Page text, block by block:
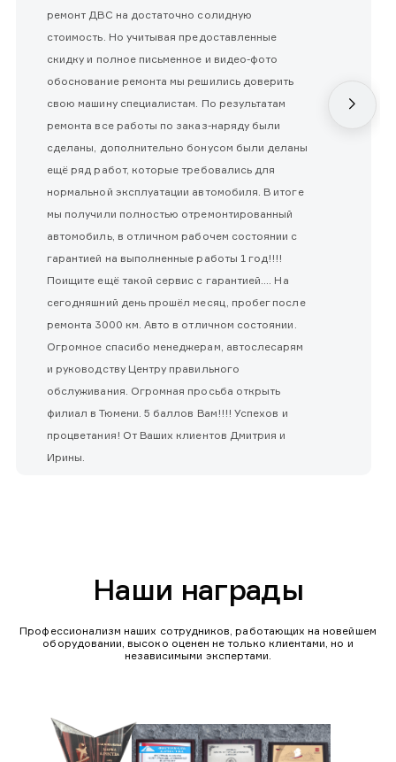
ремонт ДВС на достаточно солидную
стоимость. Но учитывая предоставленные
скидку и полное письменное и видео-фото
обоснование ремонта мы решились доверить
свою машину специалистам. По результатам
ремонта все работы по заказ-наряду были
сделаны, дополнительно бонусом были деланы
ещё ряд работ, которые требовались для
нормальной эксплуатации автомобиля. В итоге
мы получили полностью отремонтированный
автомобиль, в отличном рабочем состоянии с
гарантией на выполненные работы 1 год!!!!
Поищите ещё такой сервис с гарантией.... На
сегодняшний день прошёл месяц, пробег после
ремонта 3000 км. Авто в отличном состоянии.
Огромное спасибо менеджерам, автослесарям
и руководству Центру правильного
обслуживания. Огромная просьба открыть
филиал в Тюмени. 5 баллов Вам!!!! Успехов и
процветания! От Ваших клиентов Дмитрия и
Ирины.
Наши награды
Профессионализм наших сотрудников, работающих на новейшем
оборудовании, высоко оценен не только клиентами, но и
независимыми экспертами.